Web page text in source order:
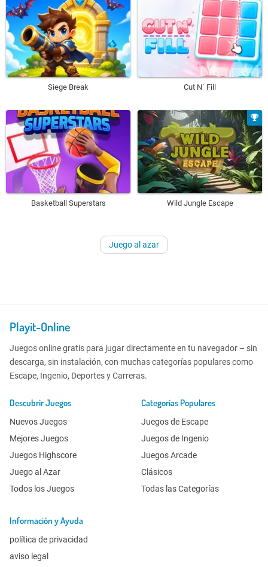
Siege Break Cut N´ Fill
Basketball Superstars Wild Jungle Escape
Juego al azar
Playit-Online
Juegos online gratis para jugar directamente en tu navegador – sin
descarga, sin instalación, con muchas categorías populares como
Escape, Ingenio, Deportes y Carreras.
Descubrir Juegos
Nuevos Juegos
Mejores Juegos
Juegos Highscore
Juego al Azar
Todos los Juegos
Categorías Populares
Juegos de Escape
Juegos de Ingenio
Juegos Arcade
Clásicos
Todas las Categorías
Información y Ayuda
política de privacidad
aviso legal